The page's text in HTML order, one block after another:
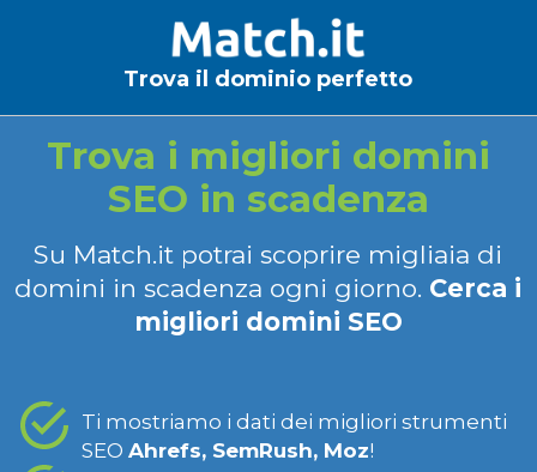
Trova il dominio perfetto
Trova i migliori domini
SEO in scadenza
Su Match.it potrai scoprire migliaia di
domini in scadenza ogni giorno. Cerca i
migliori domini SEO
Ti mostriamo i dati dei migliori strumenti
SEO Ahrefs, SemRush, Moz!